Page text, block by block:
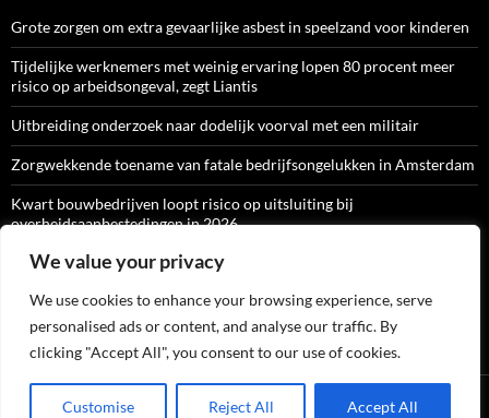
We value your privacy
We use cookies to enhance your browsing experience, serve
personalised ads or content, and analyse our traffic. By
clicking "Accept All", you consent to our use of cookies.
Customise Reject All Accept All
Grote zorgen om extra gevaarlijke asbest in speelzand voor kinderen
Tijdelijke werknemers met weinig ervaring lopen 80 procent meer
risico op arbeidsongeval, zegt Liantis
Uitbreiding onderzoek naar dodelijk voorval met een militair
Zorgwekkende toename van fatale bedrijfsongelukken in Amsterdam
Kwart bouwbedrijven loopt risico op uitsluiting bij
overheidsaanbestedingen in 2026
ARBO-CATALOGI
Ondersteund door WordPress